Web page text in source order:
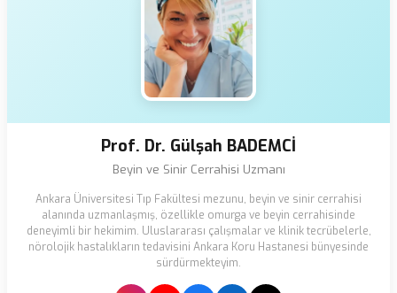
Prof. Dr. Gülşah BADEMCİ
Beyin ve Sinir Cerrahisi Uzmanı
Ankara Üniversitesi Tıp Fakültesi mezunu, beyin ve sinir cerrahisi
alanında uzmanlaşmış, özellikle omurga ve beyin cerrahisinde
deneyimli bir hekimim. Uluslararası çalışmalar ve klinik tecrübelerle,
nörolojik hastalıkların tedavisini Ankara Koru Hastanesi bünyesinde
sürdürmekteyim.